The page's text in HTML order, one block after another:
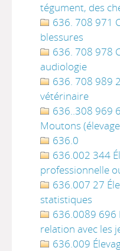
tégument, des
636. 708 971
blessures
636. 708 978
audiologie
636. 708 989
vétérinaire
636..308 969
Moutons
636.0
636.002 344
professionnelle
636.007 27
statistiques
636.0089 696
relation avec les
636.009